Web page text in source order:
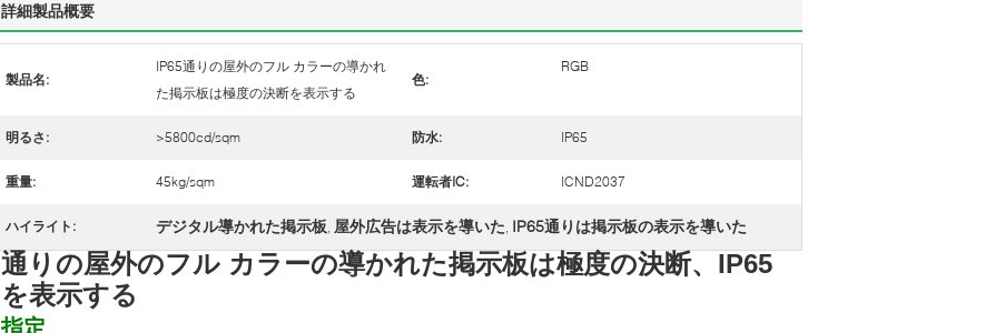
詳細製品概要
製品名:
IP65通りの屋外のフル カラーの導かれ
た掲示板は極度の決断を表示する
色:
RGB
明るさ: >5800cd/sqm 防水: IP65
重量: 45kg/sqm 運転者IC: ICND2037
ハイライト: デジタル導かれた掲示板, 屋外広告は表示を導いた, IP65通りは掲示板の表示を導いた
通りの屋外のフル カラーの導かれた掲示板は極度の決断、IP65
を表示する
指定